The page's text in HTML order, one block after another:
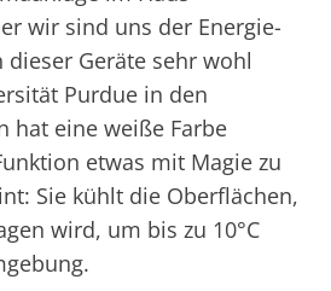
wir sind uns der Energie-
Geräte sehr wohl
Purdue in den
hat eine weiße Farbe
etwas mit Magie zu
Sie kühlt die Oberflächen,
wird, um bis zu 10°C